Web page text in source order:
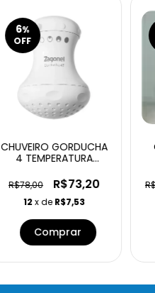
6%
OFF
CHUVEIRO GORDUCHA
4 TEMPERATURA
R$78,00 R$73,20
12x deR$7,53